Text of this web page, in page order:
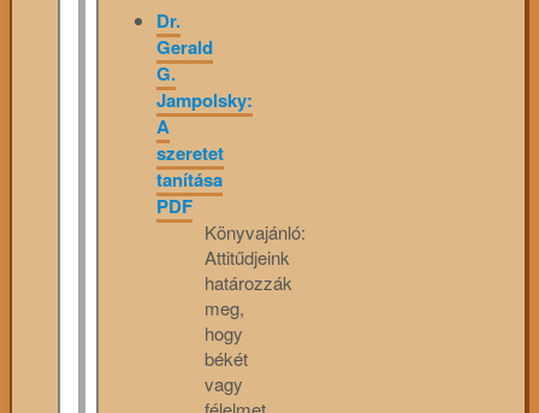
Dr.
Gerald
G.
Jampolsky:
A
szeretet
tanítása
PDF
Könyvajánló:
Attitűdjeink
határozzák
meg,
hogy
békét
vagy